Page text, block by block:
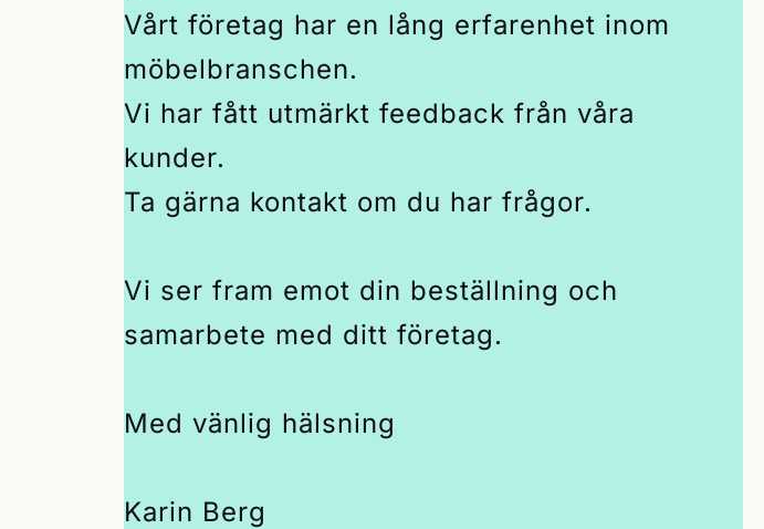
Vårt företag har en lång erfarenhet inom
möbelbranschen.
Vi har fått utmärkt feedback från våra
kunder.
Ta gärna kontakt om du har frågor.
Vi ser fram emot din beställning och
samarbete med ditt företag.
Med vänlig hälsning
Karin Berg